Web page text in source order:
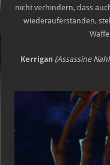
nicht verhindern, dass
wiederauferstanden,
Kerrigan (Assassine